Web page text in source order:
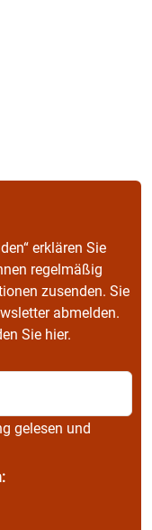
erklären Sie
regelmäßig
zusenden. Sie
abmelden.
Sie hier.
gelesen und